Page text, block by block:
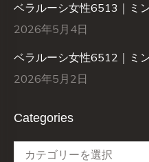
ベラルーシ女性6513｜ミ
2026年5月4日
ベラルーシ女性6512｜ミ
2026年5月2日
Categories
Categories